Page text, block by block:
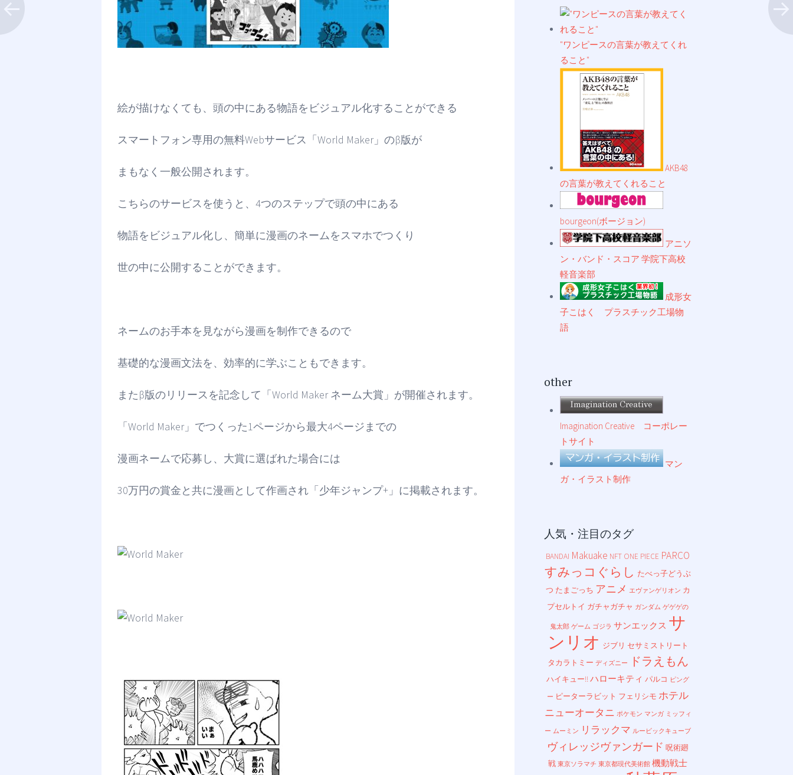
絵が描けなくても、頭の中にある物語をビジュアル化することができる
スマートフォン専用の無料Webサービス「World Maker」のβ版が
まもなく一般公開されます。
こちらのサービスを使うと、4つのステップで頭の中にある
物語をビジュアル化し、簡単に漫画のネームをスマホでつくり
世の中に公開することができます。
ネームのお手本を見ながら漫画を制作できるので
基礎的な漫画文法を、効率的に学ぶこともできます。
またβ版のリリースを記念して「World Maker ネーム大賞」が開催されます。
「World Maker」でつくった1ページから最大4ページまでの
漫画ネームで応募し、大賞に選ばれた場合には
30万円の賞金と共に漫画として作画され「少年ジャンプ+」に掲載されます。
"ワンピースの言葉が教えてくれ
ること"
AKB48
の言葉が教えてくれること
bourgeon(ボージョン)
アニソ
ン・バンド・スコア 学院下高校
軽音楽部
成形女
子こはく プラスチック工場物
語
other
Imagination Creative コーポレー
トサイト
マン
ガ・イラスト制作
人気・注目のタグ
BANDAI Makuake NFT ONE PIECE PARCO
すみっコぐらし たべっ子どうぶ
つ たまごっち アニメ エヴァンゲリオン カ
プセルトイ ガチャガチャ ガンダム ゲゲゲの
鬼太郎 ゲーム ゴジラ サンエックス サ
ンリオ ジブリ セサミストリート
タカラトミー ディズニー ドラえもん
ハイキュー!!ハローキティ パルコ ピング
ー ピーターラビット フェリシモ ホテル
ニューオータニ ポケモン マンガ ミッフィ
ー ムーミン リラックマ ルービックキューブ
ヴィレッジヴァンガード 呪術廻
戦 東京ソラマチ 東京都現代美術館 機動戦士